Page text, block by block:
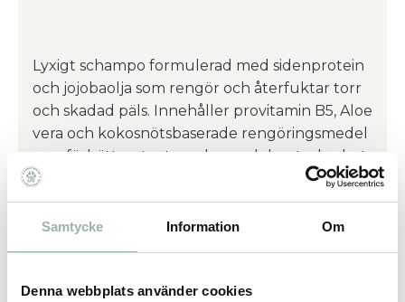
Samtycke Information Om
Denna webbplats använder cookies
Lyxigt schampo formulerad med sidenprotein
och jojobaolja som rengör och återfuktar torr
och skadad päls. Innehåller provitamin B5, Aloe
vera och kokosnötsbaserade rengöringsmedel
som förbättrar textur, glans och hanterbarhet.
Används tillsammans med Silky Show
Conditioner för bästa resultat.
Formulerad endast för hundar.